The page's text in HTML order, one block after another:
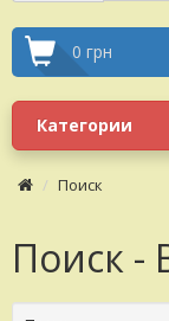
0 грн
Категории
Поиск
Поиск -